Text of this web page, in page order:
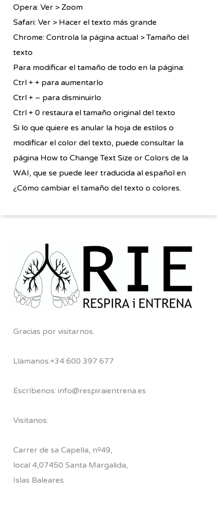
Opera: Ver > Zoom
Safari: Ver > Hacer el texto más grande
Chrome: Controla la página actual > Tamaño del
texto
Para modificar el tamaño de todo en la página:
Ctrl + + para aumentarlo
Ctrl + – para disminuirlo
Ctrl + 0 restaura el tamaño original del texto
Si lo que quiere es anular la hoja de estilos o
modificar el color del texto, puede consultar la
página How to Change Text Size or Colors de la
WAI, que se puede leer traducida al español en
¿Cómo cambiar el tamaño del texto o colores.
Gracias por visitarnos.
Llámanos:+34 600 397 677
Escríbenos: info@respiraientrena.es
Visítanos:
Carrer de sa Capella, nº49,
local 4,07450 Santa Margalida,
Islas Baleares